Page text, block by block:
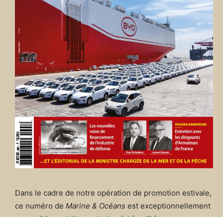
Dans le cadre de notre opération de promotion estivale,
ce numéro de Marine & Océans est exceptionnellement